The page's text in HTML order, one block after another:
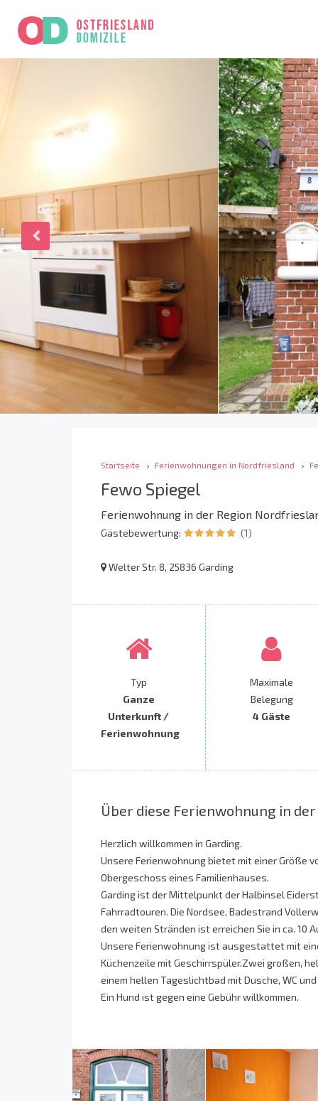
Startseite Ferienwohnungen in Nordfriesland
Fewo Spiegel
Ferienwohnung in der Region
Gästebewertung: (1)
Welter Str. 8, 25836 Garding
Typ
Ganze
Unterkunft /
Ferienwohnung
Maximale
Belegung
4 Gäste
Über diese Ferienwohnung in
Herzlich willkommen in Garding.
Unsere Ferienwohnung bietet mit einer Größe
Obergeschoss eines Familienhauses.
Garding ist der Mittelpunkt der Halbinsel
Fahrradtouren. Die Nordsee, Badestrand
den weiten Stränden ist erreichen Sie in ca. 10
Unsere Ferienwohnung ist ausgestattet mit
Küchenzeile mit Geschirrspüler.Zwei großen,
einem hellen Tageslichtbad mit Dusche, WC
Ein Hund ist gegen eine Gebühr willkommen.